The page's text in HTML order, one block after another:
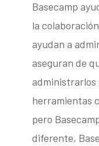
Basecamp
la
ayudan a
aseguran de
administrarlos
herramientas
pero
diferente,